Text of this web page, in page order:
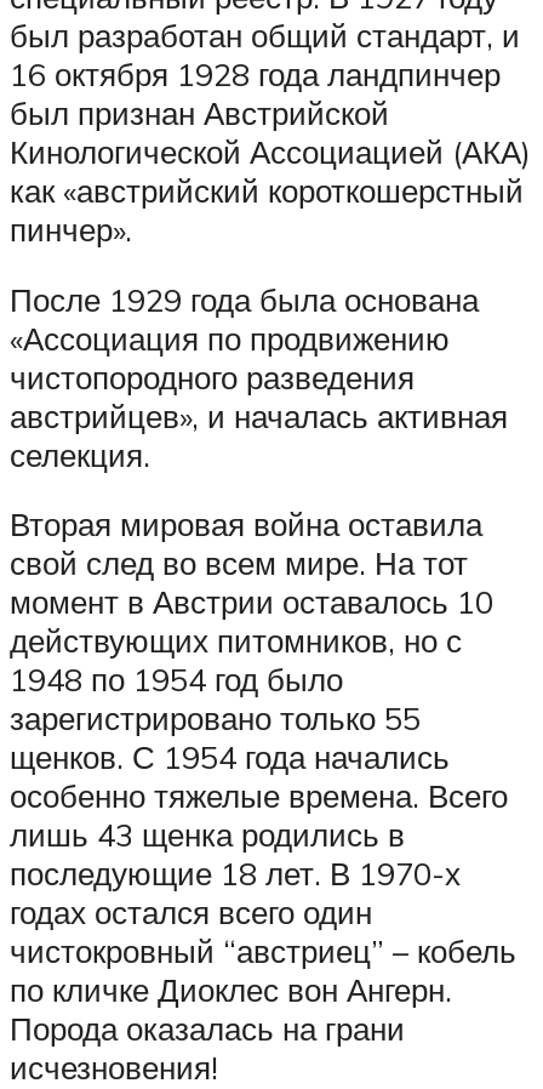
был разработан общий стандарт, и
16 октября 1928 года ландпинчер
был признан Австрийской
Кинологической Ассоциацией (АКА)
как «австрийский короткошерстный
пинчер».
После 1929 года была основана
«Ассоциация по продвижению
чистопородного разведения
австрийцев», и началась активная
селекция.
Вторая мировая война оставила
свой след во всем мире. На тот
момент в Австрии оставалось 10
действующих питомников, но с
1948 по 1954 год было
зарегистрировано только 55
щенков. С 1954 года начались
особенно тяжелые времена. Всего
лишь 43 щенка родились в
последующие 18 лет. В 1970-х
годах остался всего один
чистокровный “австриец” – кобель
по кличке Диоклес вон Ангерн.
Порода оказалась на грани
исчезновения!